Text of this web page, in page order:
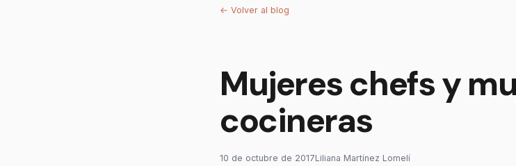
← Volver al blog
Mujeres chefs y
cocineras
10 de octubre de 2017Liliana Martínez Lomelí